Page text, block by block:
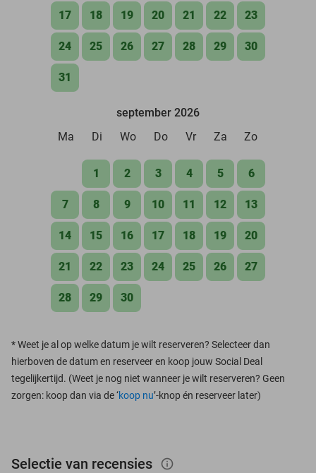
17 18 19 20 21 22 23
24 25 26 27 28 29 30
31
september 2026
Ma
Di Wo Do Vr Za Zo
1 2 3 4 5 6
7 8 9 10 11 12 13
14 15 16 17 18 19 20
21 22 23 24 25 26 27
28 29 30
*Weet je al op welke datum je wilt reserveren? Selecteer dan
hierboven de datum en reserveer en koop jouw Social Deal
tegelijkertijd. (Weet je nog niet wanneer je wilt reserveren? Geen
zorgen: koop dan via de ‘koop nu’-knop én reserveer later)
Selectie van recensies info_outlined